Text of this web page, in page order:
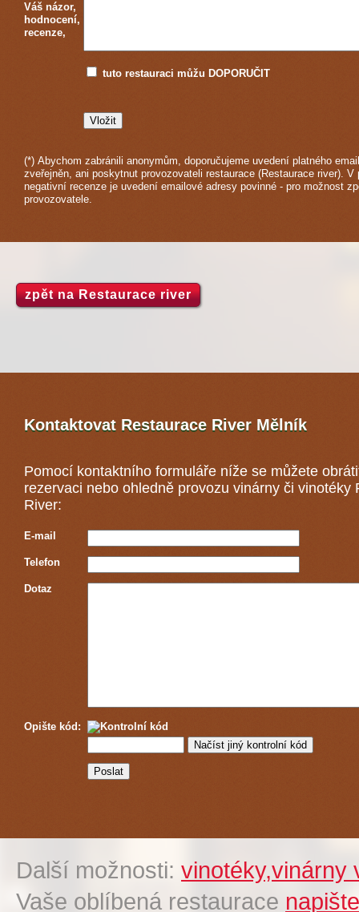
Váš názor,
hodnocení,
recenze,
tuto restauraci můžu DOPORUČIT
(*) Abychom zabránili anonymům, doporučujeme uvedení platného
zveřejněn, ani poskytnut provozovateli restaurace (Restaurace river). V
negativní recenze je uvedení emailové adresy povinné - pro možnost
provozovatele.
zpět na Restaurace river
Kontaktovat Restaurace River Mělník
Pomocí kontaktního formuláře níže se můžete
rezervaci nebo ohledně provozu vinárny či vinotéky
River:
E-mail
Telefon
Dotaz
Opište kód:
Další možnosti: vinotéky,vinárny
Vaše oblíbená restaurace